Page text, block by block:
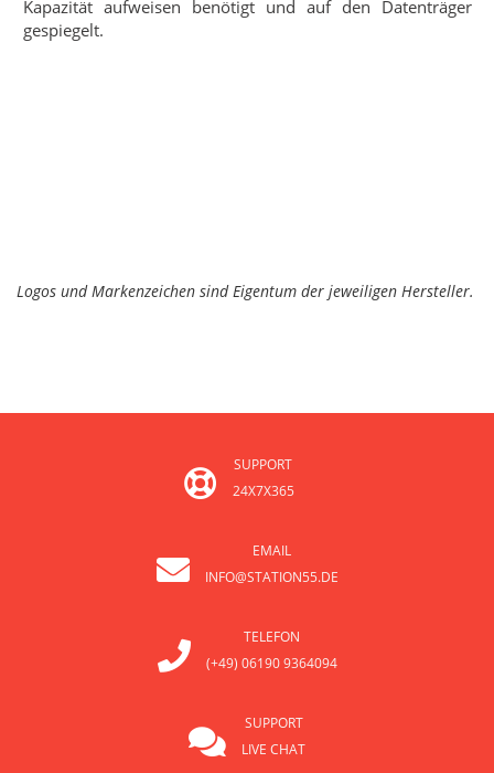
Kapazität aufweisen benötigt und auf den Datenträger
gespiegelt.
Logos und Markenzeichen sind Eigentum der jeweiligen Hersteller.
SUPPORT
24X7X365
EMAIL
INFO@STATION55.DE
TELEFON
(+49) 06190 9364094
SUPPORT
LIVE CHAT